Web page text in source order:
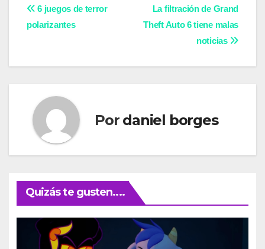
Navegación
de
entradas
La filtración de Grand
Theft Auto 6 tiene malas
noticias
6 juegos de terror
polarizantes
Por daniel borges
Quizás te gusten....